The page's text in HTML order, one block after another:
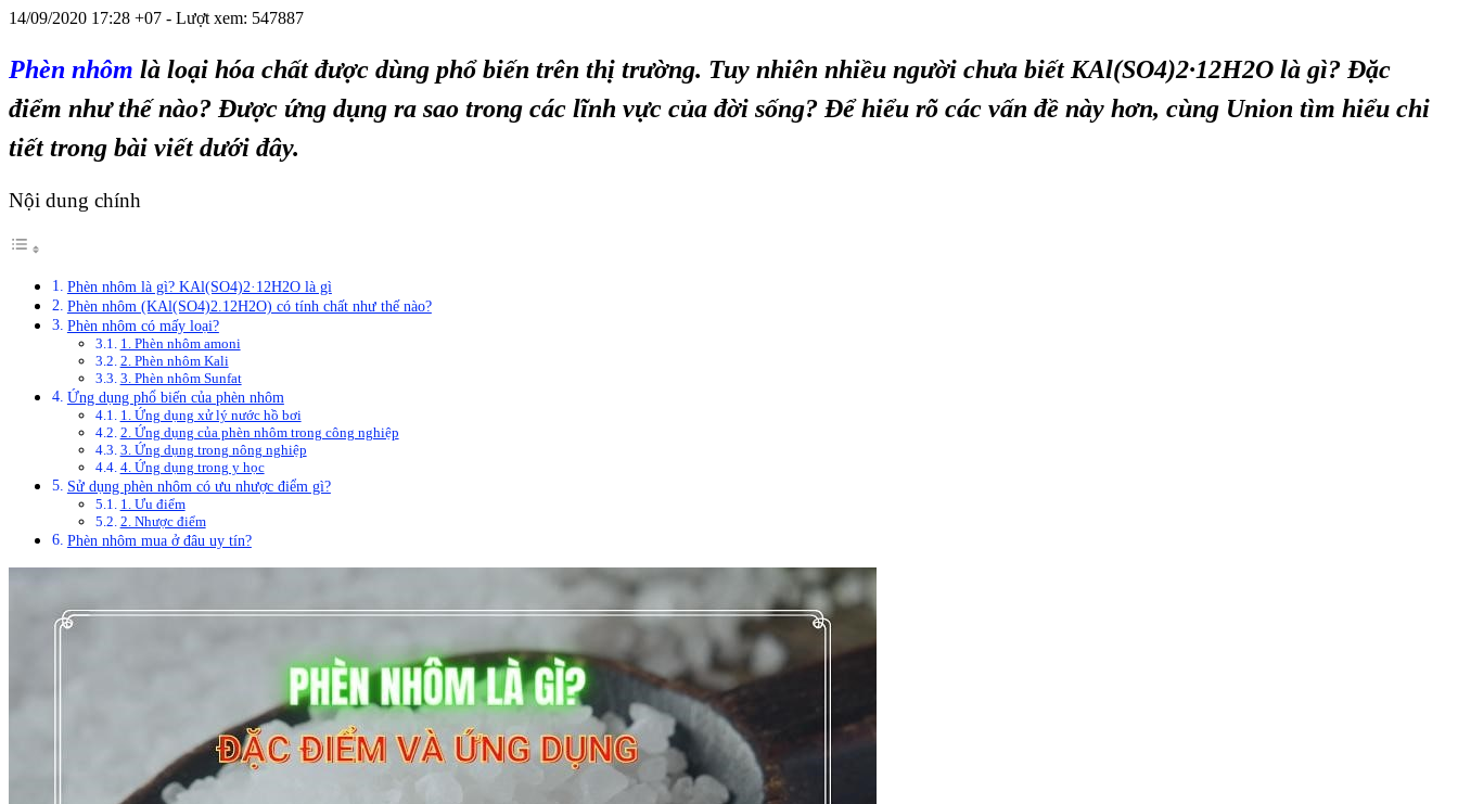
14/09/2020 17:28 +07 - Lượt xem: 547887
Phèn nhôm là loại hóa chất được dùng phổ biến trên thị trường. Tuy nhiên nhiều người chưa biết KAl(SO4)2·12H2O là gì? Đặc
điểm như thế nào? Được ứng dụng ra sao trong các lĩnh vực của đời sống? Để hiểu rõ các vấn đề này hơn, cùng Union tìm hiểu chi
tiết trong bài viết dưới đây.
Nội dung chính
Phèn nhôm là gì? KAl(SO4)2·12H2O là gì
Phèn nhôm (KAl(SO4)2.12H2O) có tính chất như thế nào?
Phèn nhôm có mấy loại?
1. Phèn nhôm amoni
2. Phèn nhôm Kali
3. Phèn nhôm Sunfat
Ứng dụng phổ biến của phèn nhôm
1. Ứng dụng xử lý nước hồ bơi
2. Ứng dụng của phèn nhôm trong công nghiệp
3. Ứng dụng trong nông nghiệp
4. Ứng dụng trong y học
Sử dụng phèn nhôm có ưu nhược điểm gì?
1. Ưu điểm
2. Nhược điểm
Phèn nhôm mua ở đâu uy tín?